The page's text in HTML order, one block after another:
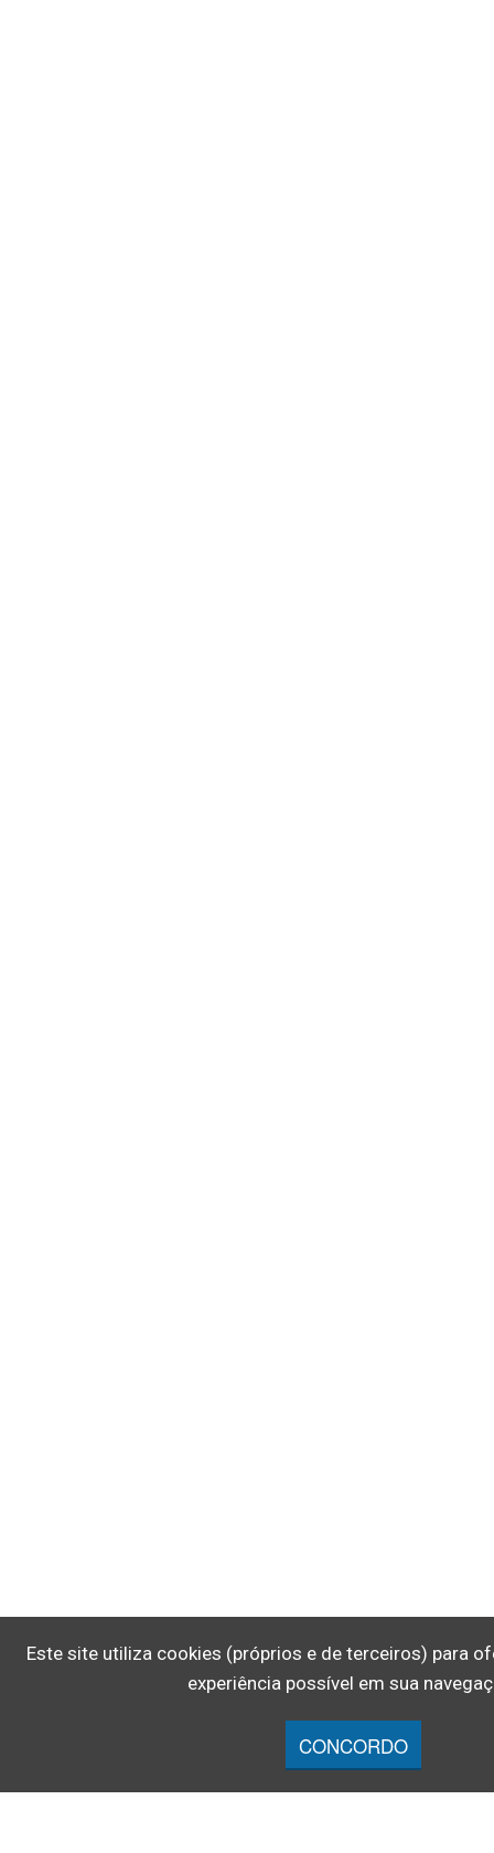
Este site utiliza cookies (próprios e de terceiros) para
experiência possível em sua
CONCORDO